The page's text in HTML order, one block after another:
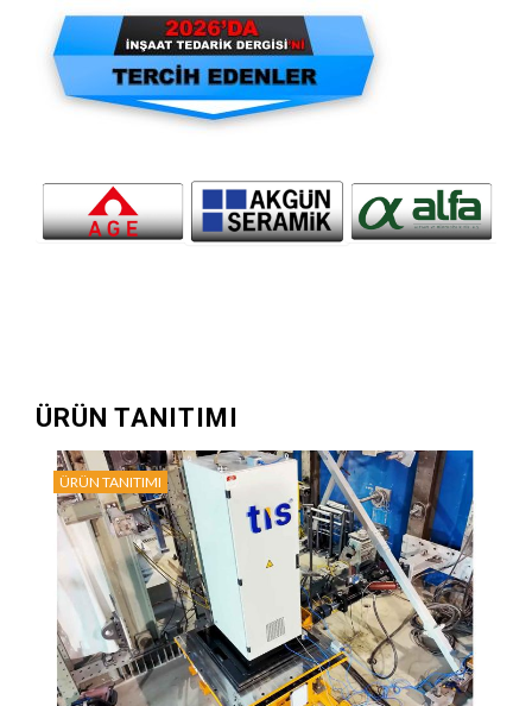
ÜRÜN TANITIMI
ÜRÜN TANITIMI